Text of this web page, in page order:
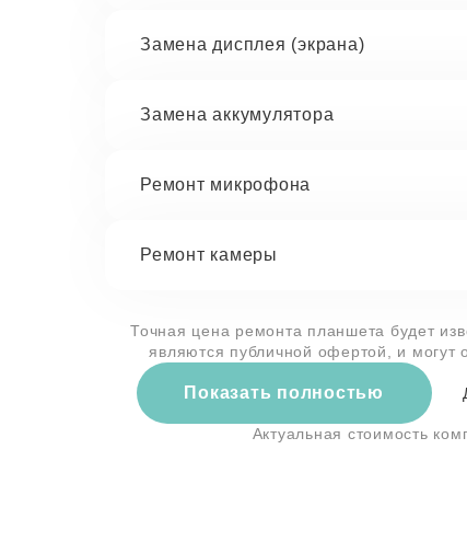
Замена дисплея (экрана)
Замена аккумулятора
Ремонт микрофона
Ремонт камеры
Точная цена ремонта планшета будет
являются публичной офертой, и могут
Показать полностью
Актуальная стоимость